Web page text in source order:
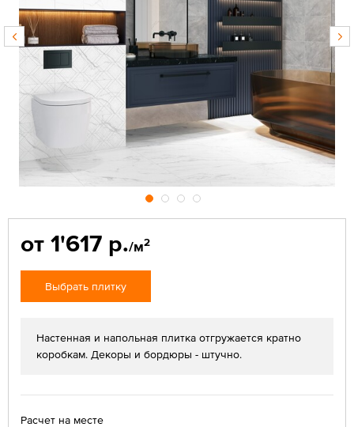
от 1'617 р./м2
Выбрать плитку
Настенная и напольная плитка отгружается кратно
коробкам. Декоры и бордюры - штучно.
Расчет на месте